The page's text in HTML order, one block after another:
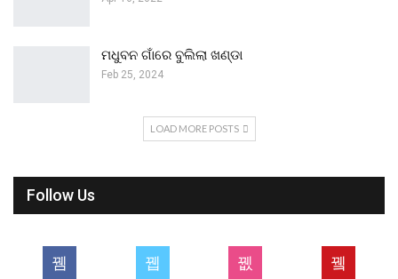
ମଧୁବନ ଗାଁରେ ବୁଲିଲା ଖଣ୍ଡା
Feb 25, 2024
LOAD MORE POSTS
Follow Us